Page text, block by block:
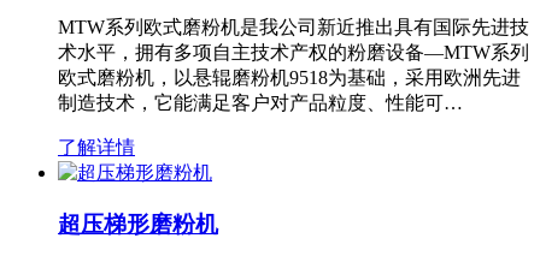
MTW系列欧式磨粉机是我公司新近推出具有国际先进技
术水平，拥有多项自主技术产权的粉磨设备—MTW系列
欧式磨粉机，以悬辊磨粉机9518为基础，采用欧洲先进
制造技术，它能满足客户对产品粒度、性能可…
了解详情
超压梯形磨粉机